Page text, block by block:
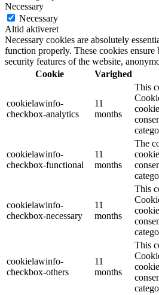
Necessary
Necessary
Altid aktiveret
Necessary cookies are absolutely
function properly. These cookies ensure
security features of the website,
Cookie
Varighed
cookielawinfo-
checkbox-analytics
11
months
This
cookielawinfo-
checkbox-functional
11
months
The
cookielawinfo-
checkbox-necessary
11
months
This
cookielawinfo-
checkbox-others
11
months
This